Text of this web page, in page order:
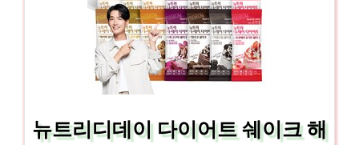
뉴트리디데이 다이어트 쉐이크 해